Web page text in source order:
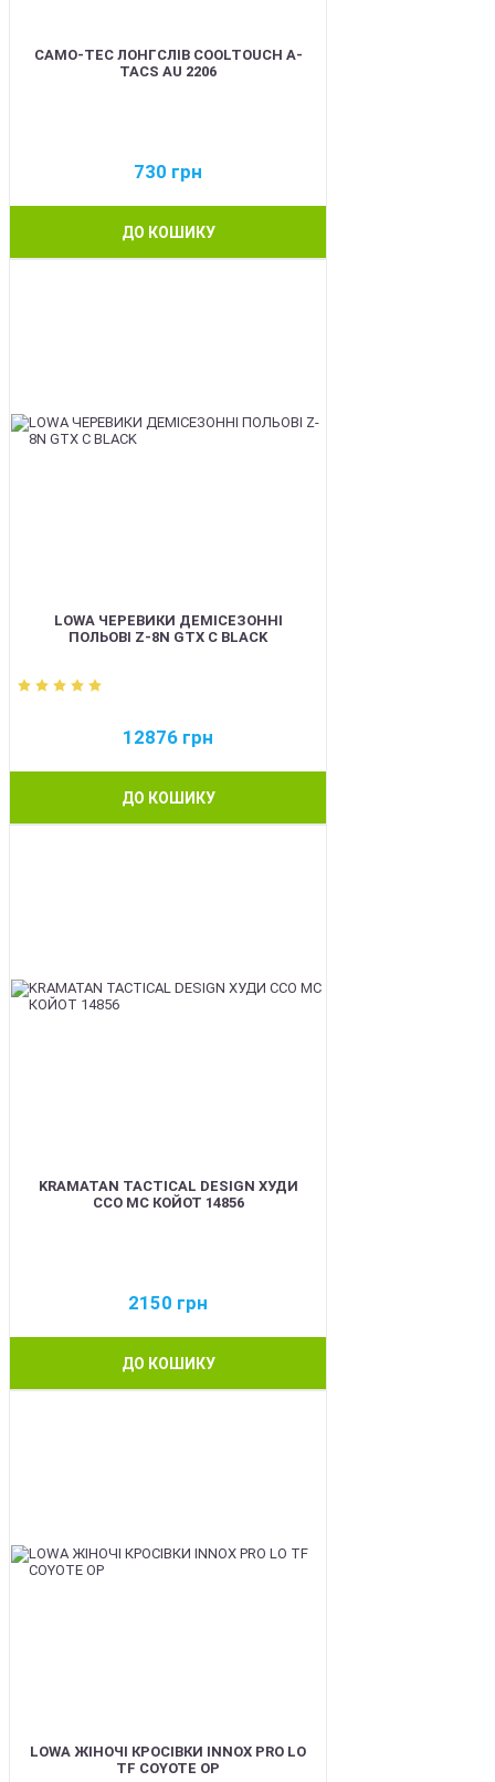
CAMO-TEC ЛОНГСЛІВ COOLTOUCH A-
TACS AU 2206
730 грн
ДО КОШИКУ
LOWA ЧЕРЕВИКИ ДЕМІСЕЗОННІ
ПОЛЬОВІ Z-8N GTX C BLACK
12876 грн
ДО КОШИКУ
KRAMATAN TACTICAL DESIGN ХУДИ
ССО МС КОЙОТ 14856
2150 грн
ДО КОШИКУ
LOWA ЖІНОЧІ КРОСІВКИ INNOX PRO LO
TF COYOTE OP